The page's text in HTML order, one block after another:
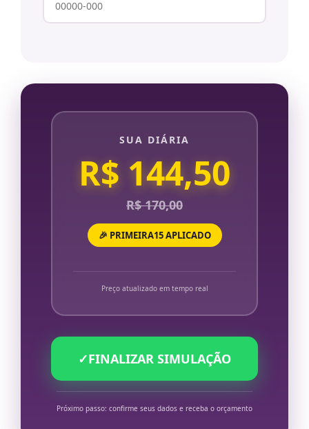
SUA DIÁRIA
R$ 144,50
R$ 170,00
🎉 PRIMEIRA15 APLICADO
Preço atualizado em tempo real
✓FINALIZAR SIMULAÇÃO
Próximo passo: confirme seus dados e receba o orçamento